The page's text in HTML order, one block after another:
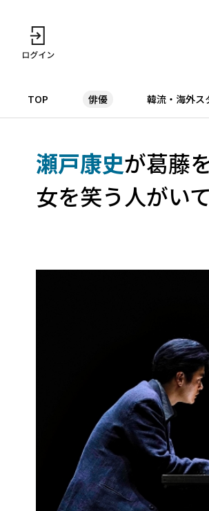
TOP 俳優 韓流・海外ス
瀬戸康史が葛藤
女を笑う人がい